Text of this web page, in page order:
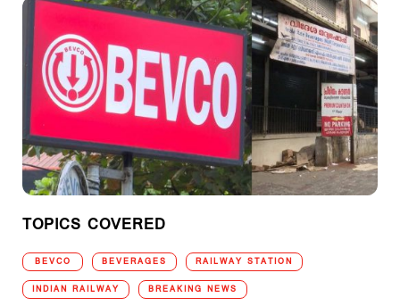
TOPICS COVERED
BEVCO BEVERAGES RAILWAY STATION
INDIAN RAILWAY BREAKING NEWS